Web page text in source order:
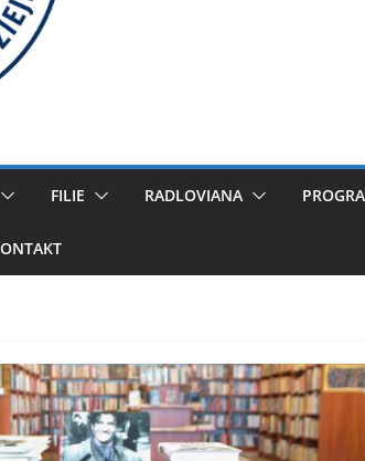
FILIE RADLOVIANA